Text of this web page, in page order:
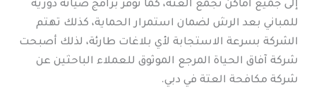
إلى جميع أماكن تجمع العتة، كما توفر برامج صيانة دورية
للمباني بعد الرش لضمان استمرار الحماية، كذلك تهتم
الشركة بسرعة الاستجابة لأي بلاغات طارئة، لذلك أصبحت
شركة آفاق الحياة المرجع الموثوق للعملاء الباحثين عن
شركة مكافحة العتة في دبي.